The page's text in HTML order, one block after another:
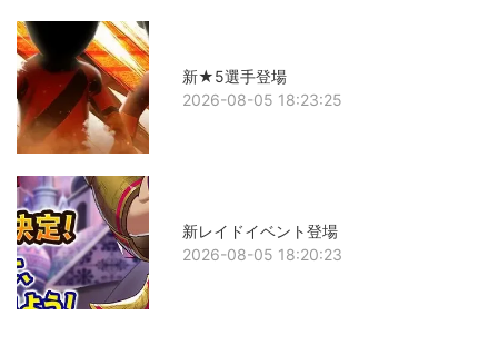
新★5選手登場
2026-08-05 18:23:25
新レイドイベント登場
2026-08-05 18:20:23